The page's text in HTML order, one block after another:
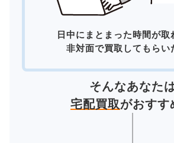
日中にまとまった時間が取
非対面で買取してもらい
そんなあなた
宅配買取がおすす